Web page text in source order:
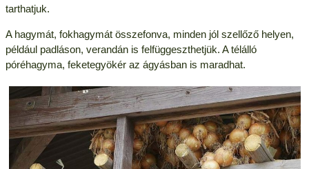
tarthatjuk.
A hagymát, fokhagymát összefonva, minden jól szellőző helyen,
például padláson, verandán is felfüggeszthetjük. A télálló
póréhagyma, feketegyökér az ágyásban is maradhat.